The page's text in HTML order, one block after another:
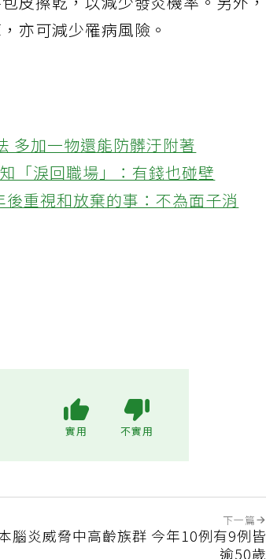
皮擦乾，以減少發炎機率。另外，
亦可減少罹病風險。
多加一物還能防髒汙附著
「淚回職場」：有錢也碰壁
重視和放棄的事：不為面子消
下一篇
腦炎威脅中高齡族群 今年10例有9例皆